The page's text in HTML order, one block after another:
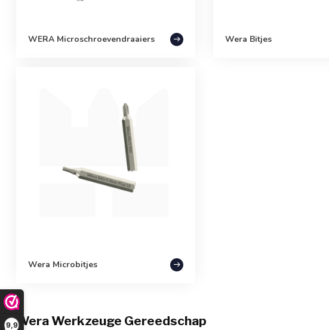
9,9
WERA Microschroevendraaiers Wera Bitjes
Wera Microbitjes
Wera Werkzeuge Gereedschap